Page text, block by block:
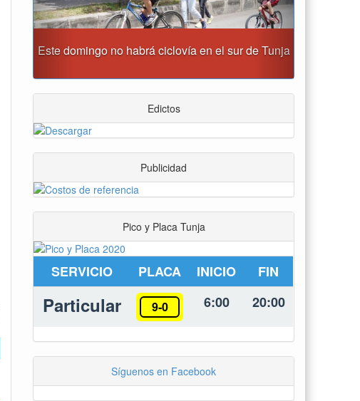
Reporte del tiempo en Boyacá para el jueves
Edictos
Publicidad
Pico y Placa Tunja
SERVICIO PLACA INICIO FIN
Particular 9-0 6:00 20:00
Síguenos en Facebook